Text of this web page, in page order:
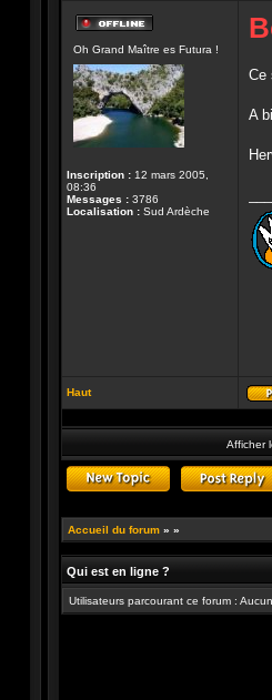
ligne
Oh Grand Maître es Futura !
Inscription : 12 mars 2005,
08:36
Messages : 3786
Localisation : Sud Ardèche
Ce
A
Haut
Afficher
Accueil du forum » »
Qui est en ligne ?
Utilisateurs parcourant ce forum :